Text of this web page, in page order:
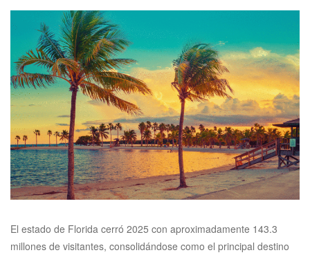
El estado de Florida cerró 2025 con aproximadamente 143.3
millones de visitantes, consolidándose como el principal destino